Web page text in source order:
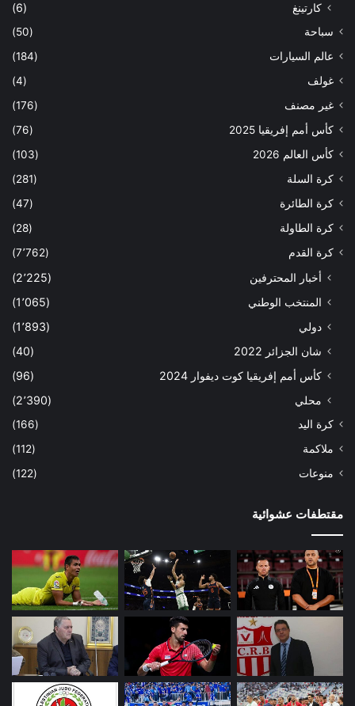
كارتينغ
(6)
سباحة
(50)
عالم السيارات
(184)
غولف
(4)
غير مصنف
(176)
كأس أمم إفريقيا 2025
(76)
كأس العالم 2026
(103)
كرة السلة
(281)
كرة الطائرة
(47)
كرة الطاولة
(28)
كرة القدم
(7٬762)
أخبار المحترفين
(2٬225)
المنتخب الوطني
(1٬065)
دولي
(1٬893)
شان الجزائر 2022
(40)
كأس أمم إفريقيا كوت ديفوار 2024
(96)
محلي
(2٬390)
كرة اليد
(166)
ملاكمة
(112)
منوعات
(122)
مقتطفات عشوائية